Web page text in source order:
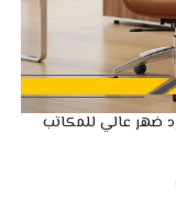
ضهر عالي للمكاتب